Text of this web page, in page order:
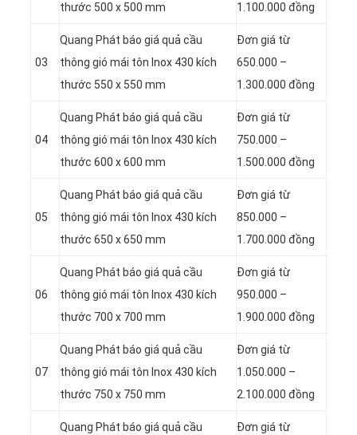
thước 500 x 500 mm
1.100.000 đồng
03
Quang Phát báo giá quả cầu
thông gió mái tôn Inox 430 kích
thước 550 x 550 mm
Đơn giá từ
650.000 –
1.300.000 đồng
04
Quang Phát báo giá quả cầu
thông gió mái tôn Inox 430 kích
thước 600 x 600 mm
Đơn giá từ
750.000 –
1.500.000 đồng
05
Quang Phát báo giá quả cầu
thông gió mái tôn Inox 430 kích
thước 650 x 650 mm
Đơn giá từ
850.000 –
1.700.000 đồng
06
Quang Phát báo giá quả cầu
thông gió mái tôn Inox 430 kích
thước 700 x 700 mm
Đơn giá từ
950.000 –
1.900.000 đồng
07
Quang Phát báo giá quả cầu
thông gió mái tôn Inox 430 kích
thước 750 x 750 mm
Đơn giá từ
1.050.000 –
2.100.000 đồng
Quang Phát báo giá quả cầu
Đơn giá từ